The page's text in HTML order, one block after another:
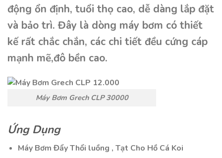
động ổn định, tuổi thọ cao, dễ dàng lắp đặt
và bảo trì. Đây là dòng máy bơm có thiết
kế rất chắc chắn, các chi tiết đều cứng cáp
mạnh mẽ,đô bền cao.
Máy Bơm Grech CLP 30000
Ứng Dụng
Máy Bơm Đẩy Thổi luồng , Tạt Cho Hồ Cá Koi